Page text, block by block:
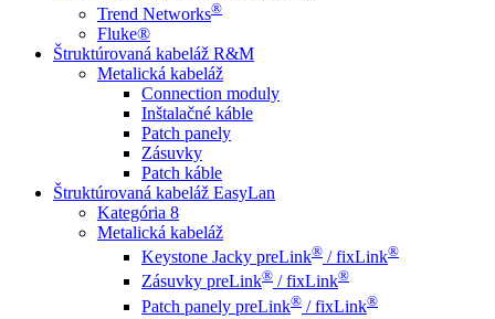
Trend Networks®
Fluke®
Štruktúrovaná kabeláž R&M
Metalická kabeláž
Connection moduly
Inštalačné káble
Patch panely
Zásuvky
Patch káble
Štruktúrovaná kabeláž EasyLan
Kategória 8
Metalická kabeláž
Keystone Jacky preLink® / fixLink®
Zásuvky preLink® / fixLink®
Patch panely preLink® / fixLink®